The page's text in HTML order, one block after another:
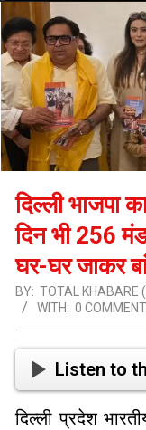
दिल्ली भाजपा
दिन भी 256
घर-घर जाकर
BY: TOTAL KHABARE
WITH: 0
Listen to
दिल्ली प्रदेश